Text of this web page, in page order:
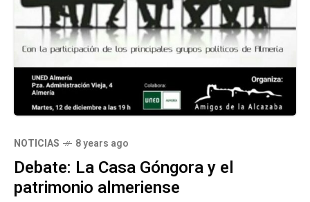
NOTICIAS 8 years ago
Debate: La Casa Góngora y el
patrimonio almeriense